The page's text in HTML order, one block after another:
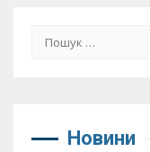
Пошук:
Новини